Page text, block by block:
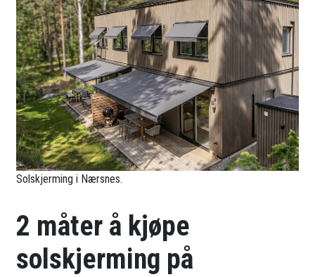
Solskjerming i Nærsnes.
2 måter å kjøpe
solskjerming på